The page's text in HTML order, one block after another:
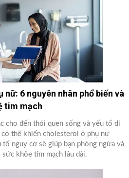
6 nguyên nhân phổ biến và
tim mạch
cho đến thói quen sống và yếu tố di
có thể khiến cholesterol ở phụ nữ
nguy cơ sẽ giúp bạn phòng ngừa và
sức khỏe tim mạch lâu dài.